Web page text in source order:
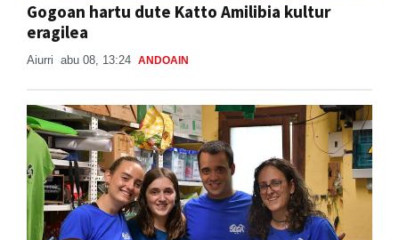
Gogoan hartu dute Katto Amilibia kultur
eragilea
Aiurri abu 08, 13:24 ANDOAIN